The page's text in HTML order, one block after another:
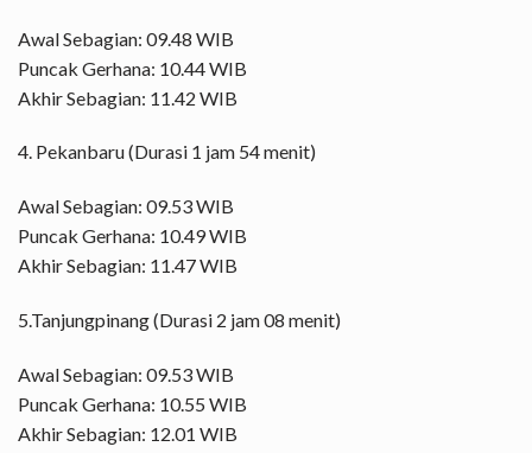
Awal Sebagian: 09.48 WIB
Puncak Gerhana: 10.44 WIB
Akhir Sebagian: 11.42 WIB
4. Pekanbaru (Durasi 1 jam 54 menit)
Awal Sebagian: 09.53 WIB
Puncak Gerhana: 10.49 WIB
Akhir Sebagian: 11.47 WIB
5.Tanjungpinang (Durasi 2 jam 08 menit)
Awal Sebagian: 09.53 WIB
Puncak Gerhana: 10.55 WIB
Akhir Sebagian: 12.01 WIB